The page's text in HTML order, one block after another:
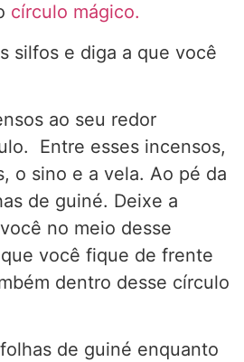
círculo mágico.
silfos e diga a que você
ao seu redor
Entre esses incensos,
o sino e a vela. Ao pé da
de guiné. Deixe a
no meio desse
você fique de frente
dentro desse círculo
de guiné enquanto